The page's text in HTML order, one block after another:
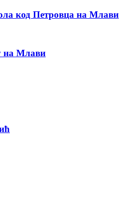
код Петровца на Млави
на Млави